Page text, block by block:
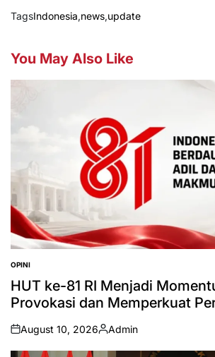
TagsIndonesia,news,update
You May Also Like
POSTED
IN
OPINI
HUT ke-81 RI Menjadi
Provokasi dan Memperkuat
on
August 10, 2026
Posted
by
Admin